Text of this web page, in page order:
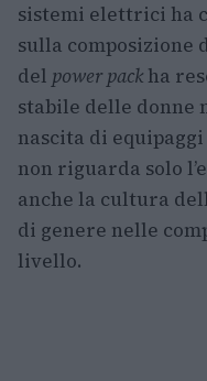
sistemi elettrici ha
sulla composizione
del power pack ha
stabile delle donne
nascita di
non riguarda solo
anche la cultura
di genere nelle
livello.